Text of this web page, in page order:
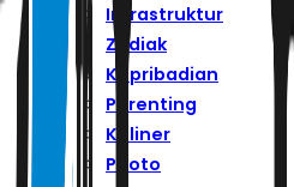
Infrastruktur
Zodiak
Kepribadian
Parenting
Kuliner
Photo